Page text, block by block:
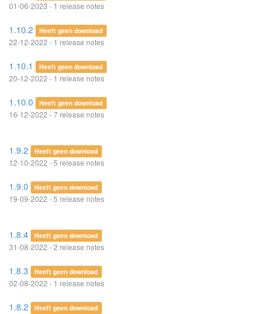
01-06-2023 - 1 release notes
1.10.2 Heeft geen download
22-12-2022 - 1 release notes
1.10.1 Heeft geen download
20-12-2022 - 1 release notes
1.10.0 Heeft geen download
16-12-2022 - 7 release notes
1.9.2 Heeft geen download
12-10-2022 - 5 release notes
1.9.0 Heeft geen download
19-09-2022 - 5 release notes
1.8.4 Heeft geen download
31-08-2022 - 2 release notes
1.8.3 Heeft geen download
02-08-2022 - 1 release notes
1.8.2 Heeft geen download